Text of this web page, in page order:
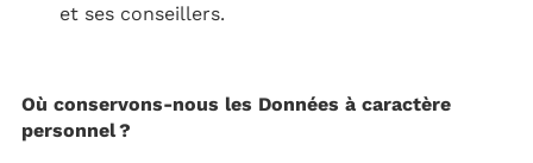
et ses conseillers.
Où conservons-nous les Données à caractère
personnel ?